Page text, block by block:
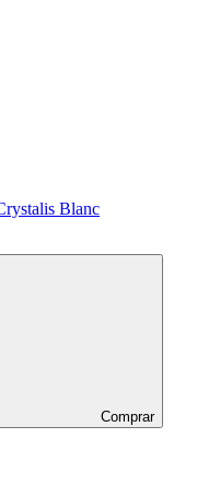
Blanc
Comprar